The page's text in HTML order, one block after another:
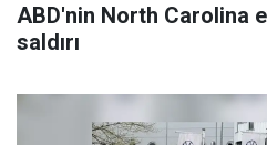
ABD'nin North Carolina
saldırı